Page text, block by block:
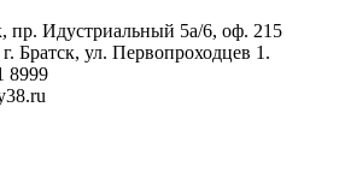
пр. Идустриальный 5а/6, оф. 215
Братск, ул. Первопроходцев 1.
8999